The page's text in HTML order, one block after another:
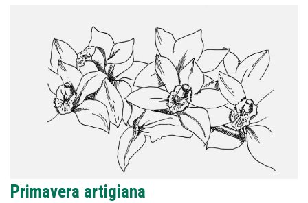
Primavera artigiana